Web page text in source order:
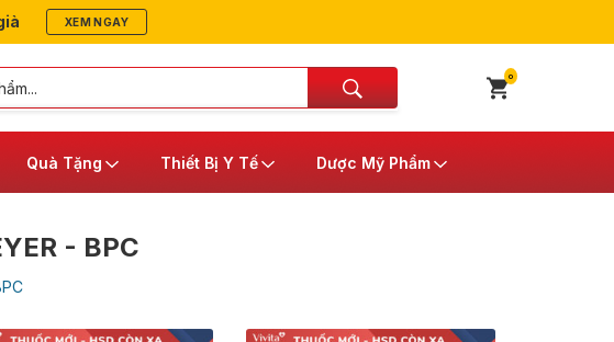
XEM NGAY
0
Quà Tặng Thiết Bị Y Tế Dược Mỹ Phẩm
- BPC